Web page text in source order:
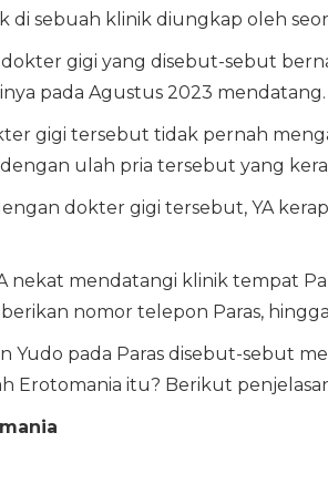
di sebuah klinik diungkap oleh
gigi yang disebut-sebut
pada Agustus 2023 mendatang.
gigi tersebut tidak pernah
ulah pria tersebut yang
dokter gigi tersebut, YA
nekat mendatangi klinik tempat
nomor telepon Paras,
Yudo pada Paras disebut-sebut
Erotomania itu? Berikut